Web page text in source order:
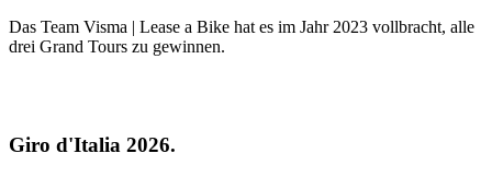
Das Team Visma | Lease a Bike hat es im Jahr 2023 vollbracht, alle
drei Grand Tours zu gewinnen.
Giro d'Italia 2026.